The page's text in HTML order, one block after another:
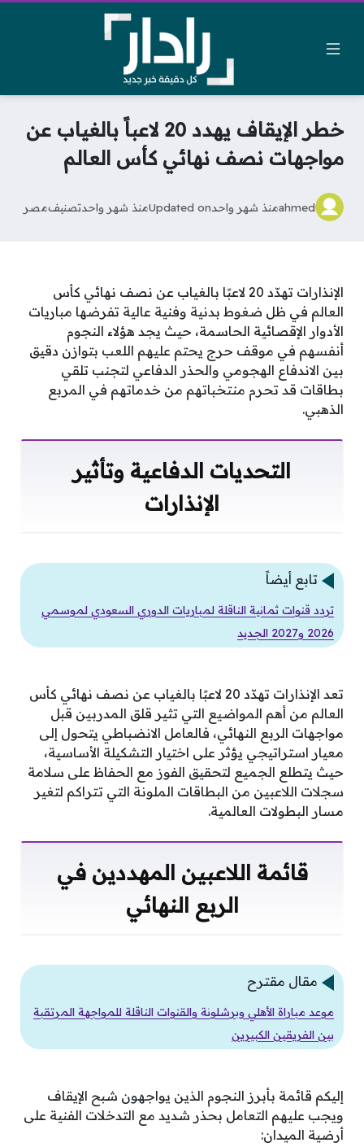
خطر الإيقاف يهدد 20 لاعباً بالغياب عن
مواجهات نصف نهائي كأس العالم
ahmedمنذ شهر واحدUpdated onمنذ شهر واحدتصنيفمصر
الإنذارات تهدّد 20 لاعبًا بالغياب عن نصف نهائي كأس
العالم في ظل ضغوط بدنية وفنية عالية تفرضها مباريات
الأدوار الإقصائية الحاسمة، حيث يجد هؤلاء النجوم
أنفسهم في موقف حرج يحتم عليهم اللعب بتوازن دقيق
بين الاندفاع الهجومي والحذر الدفاعي لتجنب تلقي
بطاقات قد تحرم منتخباتهم من خدماتهم في المربع
الذهبي.
التحديات الدفاعية وتأثير
الإنذارات
تابع أيضاً
تردد قنوات ثمانية الناقلة لمباريات الدوري السعودي لموسمي
2026 و2027 الجديد
تعد الإنذارات تهدّد 20 لاعبًا بالغياب عن نصف نهائي كأس
العالم من أهم المواضيع التي تثير قلق المدربين قبل
مواجهات الربع النهائي، فالعامل الانضباطي يتحول إلى
معيار استراتيجي يؤثر على اختيار التشكيلة الأساسية،
حيث يتطلع الجميع لتحقيق الفوز مع الحفاظ على سلامة
سجلات اللاعبين من البطاقات الملونة التي تتراكم لتغير
مسار البطولات العالمية.
قائمة اللاعبين المهددين في
الربع النهائي
مقال مقترح
موعد مباراة الأهلي وبرشلونة والقنوات الناقلة للمواجهة المرتقبة
بين الفريقين الكبيرين
إليكم قائمة بأبرز النجوم الذين يواجهون شبح الإيقاف
ويجب عليهم التعامل بحذر شديد مع التدخلات الفنية على
أرضية الميدان: